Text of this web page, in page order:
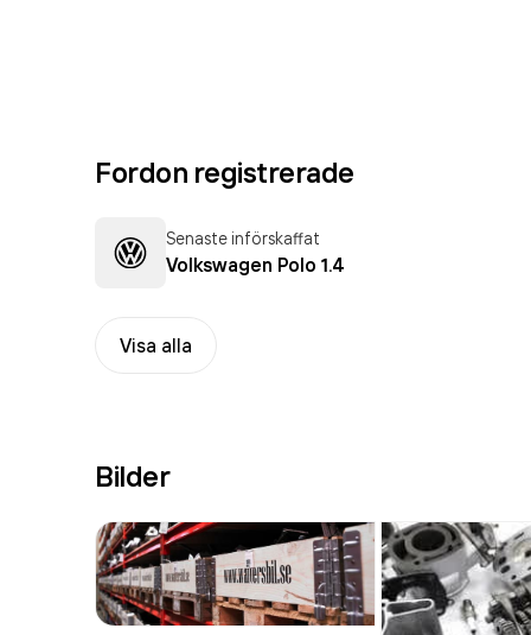
Fordon registrerade
Senaste införskaffat
Volkswagen Polo 1.4
Visa alla
Bilder